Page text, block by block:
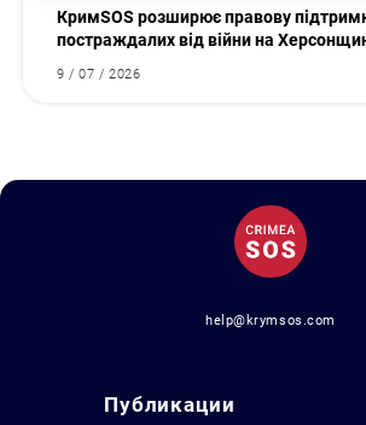
КримSOS розширює правову
постраждалих від війни на
9 / 07 / 2026
help@krymsos.com
Публикации